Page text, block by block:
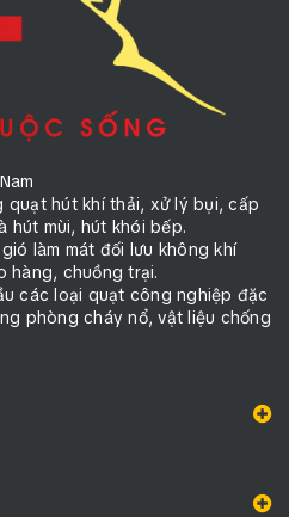
quạt hút khí thải, xử lý bụi, cấp
hút mùi, hút khói bếp.
làm mát đối lưu không khí
hàng, chuồng trại.
các loại quạt công nghiệp đặc
phòng cháy nổ, vật liệu chống